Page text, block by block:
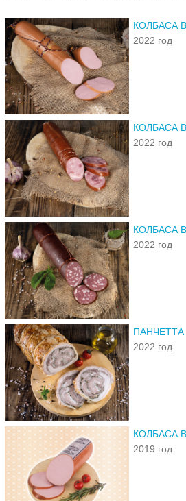
КОЛБАСА
2022 год
КОЛБАСА
2022 год
КОЛБАСА
2022 год
2022 год
КОЛБАСА
2019 год